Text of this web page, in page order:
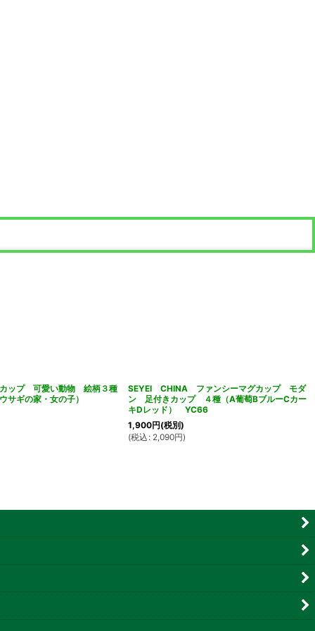
カップ 可愛い動物 絵柄３種
サギの家・女の子）
SEYEI CHINA ファンシーマグカップ モダ
ン 足付きカップ ４種（A葡萄BブルーCカー
キDレッド） YC66
1,900円(税別)
(税込 : 2,090円)